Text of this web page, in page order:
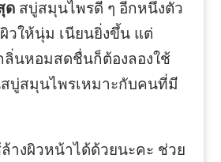
ดสบู่สมุนไพรดี ๆ อีกหนึ่งตัว
วให้นุ่ม เนียนยิ่งขึ้น แต่
ลิ่นหอมสดชื่นก็ต้องลองใช้
สบู่สมุนไพรเหมาะกับคนที่มี
างผิวหน้าได้ด้วยนะคะ ช่วย